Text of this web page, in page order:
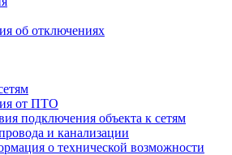
об отключениях
от ПТО
подключения объекта к сетям
и канализации
о технической возможности